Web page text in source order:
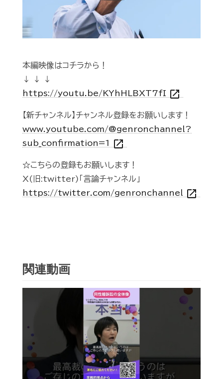
本編映像はコチラから！
↓ ↓ ↓
https://youtu.be/KYhHLBXT7fI open_in_new
【新チャンネル】チャンネル登録をお願いします！
www.youtube.com/@genronchannel?
sub_confirmation=1 open_in_new
☆こちらの登録もお願いします！
X(旧:twitter)「言論チャンネル」
https://twitter.com/genronchannel open_in_new
関連動画